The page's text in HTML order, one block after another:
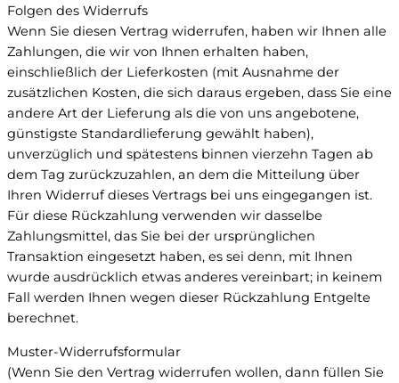
Folgen des Widerrufs
Wenn Sie diesen Vertrag widerrufen, haben wir Ihnen alle
Zahlungen, die wir von Ihnen erhalten haben,
einschließlich der Lieferkosten (mit Ausnahme der
zusätzlichen Kosten, die sich daraus ergeben, dass Sie eine
andere Art der Lieferung als die von uns angebotene,
günstigste Standardlieferung gewählt haben),
unverzüglich und spätestens binnen vierzehn Tagen ab
dem Tag zurückzuzahlen, an dem die Mitteilung über
Ihren Widerruf dieses Vertrags bei uns eingegangen ist.
Für diese Rückzahlung verwenden wir dasselbe
Zahlungsmittel, das Sie bei der ursprünglichen
Transaktion eingesetzt haben, es sei denn, mit Ihnen
wurde ausdrücklich etwas anderes vereinbart; in keinem
Fall werden Ihnen wegen dieser Rückzahlung Entgelte
berechnet.
Muster-Widerrufsformular
(Wenn Sie den Vertrag widerrufen wollen, dann füllen Sie